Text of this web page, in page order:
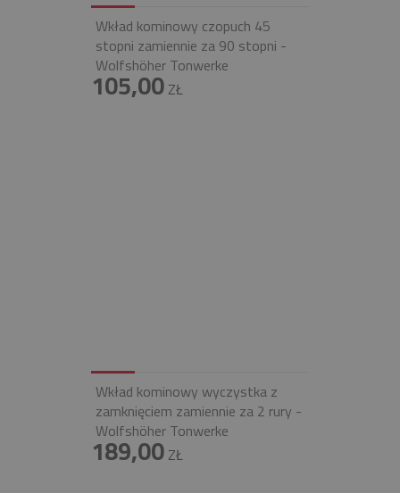
Wkład kominowy czopuch 45
stopni zamiennie za 90 stopni -
Wolfshöher Tonwerke
105,00ZŁ
Wkład kominowy wyczystka z
zamknięciem zamiennie za 2 rury -
Wolfshöher Tonwerke
189,00ZŁ